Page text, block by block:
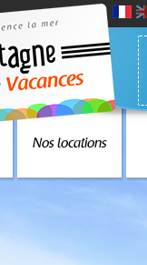
Nos locations